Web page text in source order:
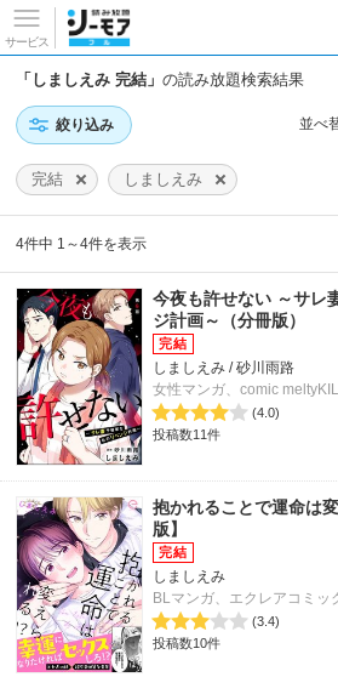
サービス
「しましえみ 完結」の読み放題検索結果
絞り込み 並べ
完結 しましえみ
4件中 1～4件を表示
今夜も許せない ～サレ
ジ計画～（分冊版）
しましえみ / 砂川雨路
女性マンガ、comic
(4.0)
投稿数11件
抱かれることで運命は
版】
しましえみ
BLマンガ、エクレアコミッ
(3.4)
投稿数10件